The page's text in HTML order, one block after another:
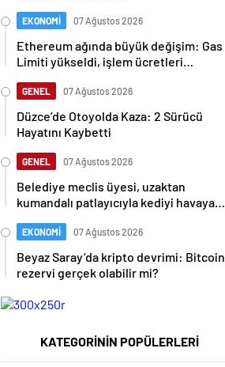
EKONOMİ 07 Ağustos 2026
Ethereum ağında büyük değişim: Gas
Limiti yükseldi, işlem ücretleri
GENEL 07 Ağustos 2026
Düzce’de Otoyolda Kaza: 2 Sürücü
Hayatını Kaybetti
GENEL 07 Ağustos 2026
Belediye meclis üyesi, uzaktan
kumandalı patlayıcıyla kediyi havaya
EKONOMİ 07 Ağustos 2026
Beyaz Saray’da kripto devrimi: Bitcoin
rezervi gerçek olabilir mi?
KATEGORİNİN POPÜLERLERİ